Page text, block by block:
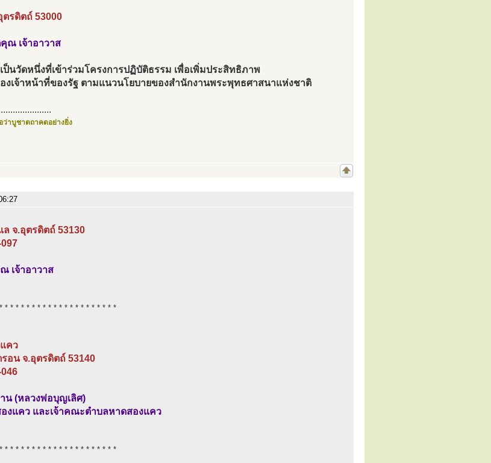
ตรดิตถ์ 53000
ณ เจ้าอาวาส
ป็นวัดหนึ่งที่เข้าร่วมโครงการปฏิบัติธรรม เพื่อเพิ่มประสิทธิภาพ
งเจ้าหน้าที่ของรัฐ ตามแนวนโยบายของสำนักงานพระพุทธศาสนาแห่งชาติ
ว่าบูชาตถาคตอย่างยิ่ง
จ.อุตรดิตถ์ 53130
เจ้าอาวาส
* * * * * * * * * * * * * * * * * * * * *
คว
อน จ.อุตรดิตถ์ 53140
น (หลวงพ่อบุญเลิศ)
องแคว และเจ้าคณะตำบลหาดสองแคว
* * * * * * * * * * * * * * * * * * * * *